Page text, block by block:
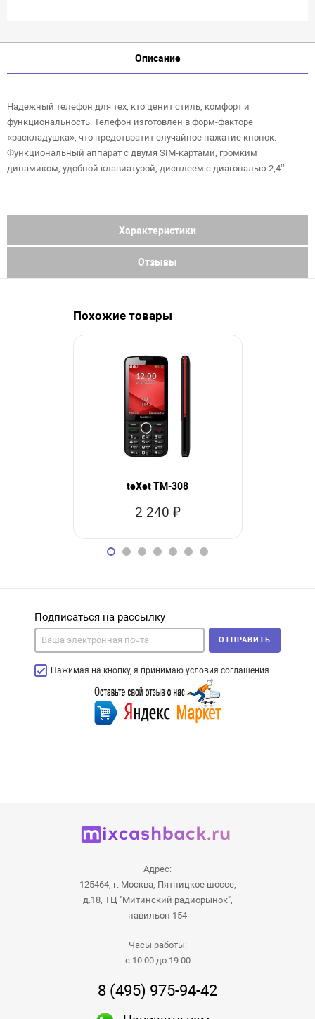
Описание
Надежный телефон для тех, кто ценит стиль, комфорт и
функциональность. Телефон изготовлен в форм-факторе
«раскладушка», что предотвратит случайное нажатие кнопок.
Функциональный аппарат с двумя SIM-картами, громким
динамиком, удобной клавиатурой, дисплеем с диагональю 2,4’’
Характеристики
Отзывы
Похожие товары
teXet TM-308
2 240 ₽
Подписаться на рассылку
Нажимая на кнопку, я принимаю условия соглашения.
ОТПРАВИТЬ
Адрес:
125464, г. Москва, Пятницкое шоссе,
д.18, ТЦ "Митинский радиорынок",
павильон 154
Часы работы:
с 10.00 до 19.00
8 (495) 975-94-42